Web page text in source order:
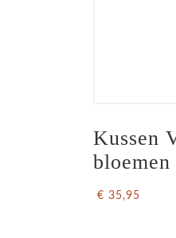
Kussen
bloemen
€ 35,95